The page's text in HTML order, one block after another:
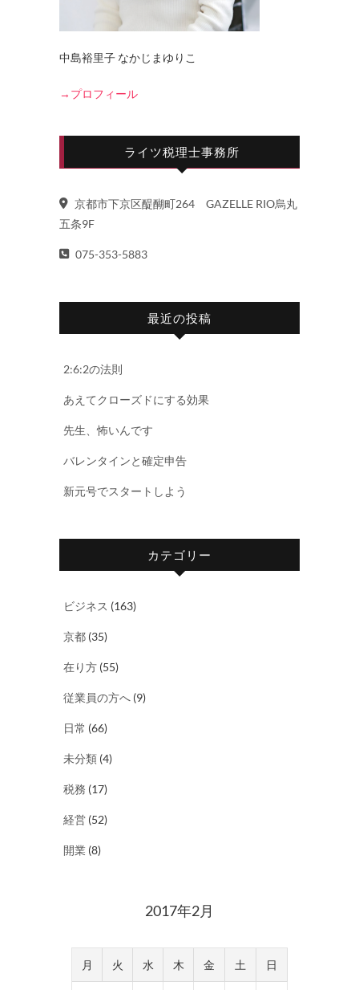
中島裕里子 なかじまゆりこ
→プロフィール
ライツ税理士事務所
京都市下京区醍醐町264 GAZELLE RIO烏丸
五条9F
075-353-5883
最近の投稿
2:6:2の法則
あえてクローズドにする効果
先生、怖いんです
バレンタインと確定申告
新元号でスタートしよう
カテゴリー
ビジネス (163)
京都 (35)
在り方 (55)
従業員の方へ (9)
日常 (66)
未分類 (4)
税務 (17)
経営 (52)
開業 (8)
2017年2月
月 火 水 木 金 土 日